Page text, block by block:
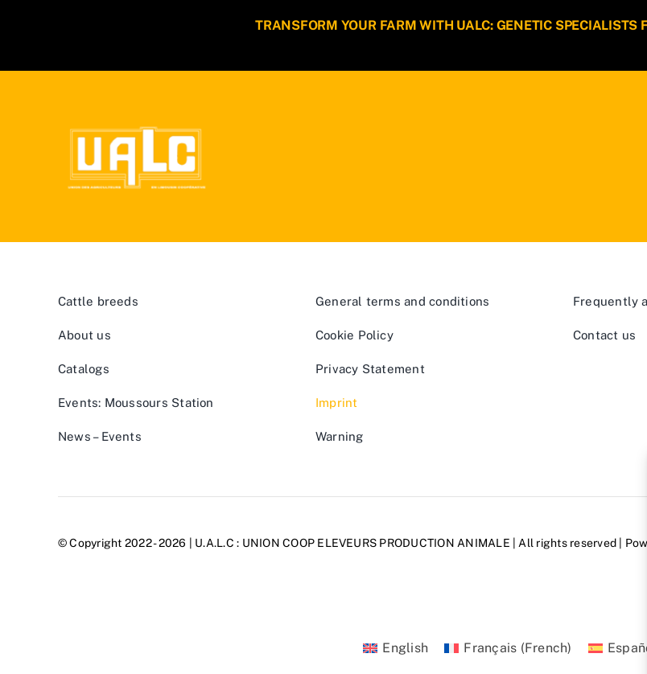
TRANSFORM YOUR FARM WITH UALC: GENETIC SPECIALISTS
Cattle breeds
About us
Catalogs
Events: Moussours Station
News – Events
General terms and conditions
Cookie Policy
Privacy Statement
Imprint
Warning
Frequently
Contact us
© Copyright 2022 - 2026 | U.A.L.C : UNION COOP ELEVEURS PRODUCTION ANIMALE | All rights reserved |
English Français (French)